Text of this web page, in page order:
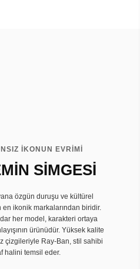
İKONUN EVRIMI
SİMGESİ
özgün duruşu ve kültürel
en ikonik markalarından biridir.
her model, karakteri ortaya
ürünüdür. Yüksek kalite
çizgileriyle Ray-Ban, stil sahibi
halini temsil eder.